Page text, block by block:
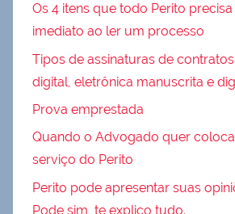
Os 4 itens que todo Perito
imediato ao ler um processo
Tipos de assinaturas de
digital, eletrônica manuscrita e
Prova emprestada
Quando o Advogado quer
serviço do Perito
Perito pode apresentar suas
Pode sim, te explico tudo.